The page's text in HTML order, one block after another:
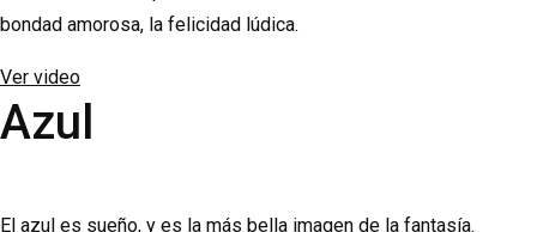
bondad amorosa, la felicidad lúdica.
Ver video
Azul
El azul es sueño, y es la más bella imagen de la fantasía.